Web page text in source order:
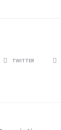
TWITTER